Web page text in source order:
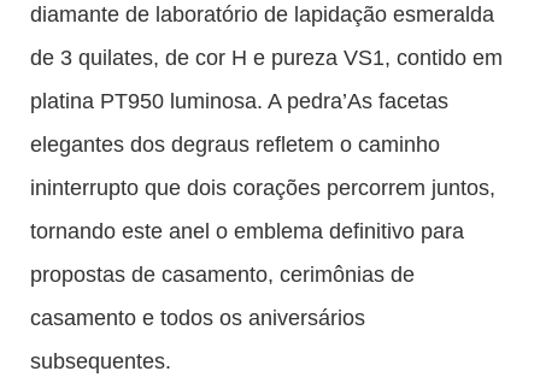
diamante de laboratório de lapidação esmeralda
de 3 quilates, de cor H e pureza VS1, contido em
platina PT950 luminosa. A pedra’As facetas
elegantes dos degraus refletem o caminho
ininterrupto que dois corações percorrem juntos,
tornando este anel o emblema definitivo para
propostas de casamento, cerimônias de
casamento e todos os aniversários
subsequentes.